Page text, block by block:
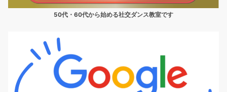
50代・60代から始める社交ダンス教室です